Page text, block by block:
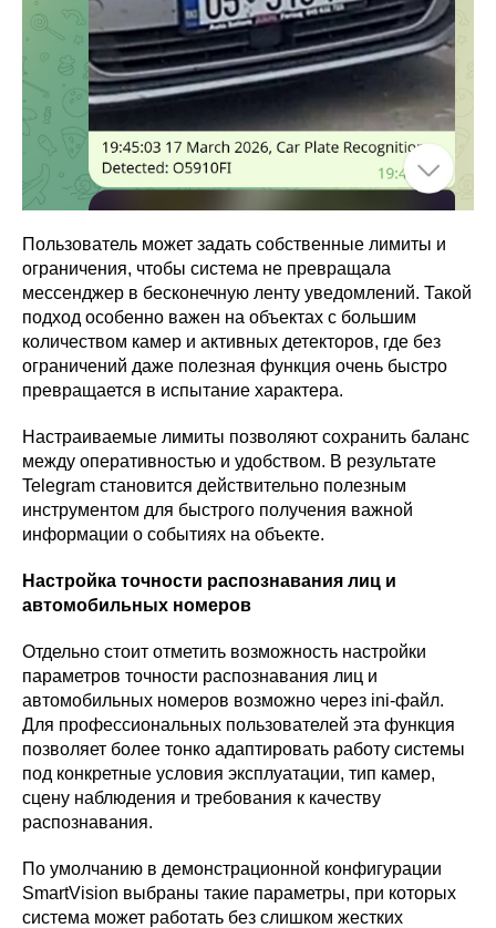
Пользователь может задать собственные лимиты и
ограничения, чтобы система не превращала
мессенджер в бесконечную ленту уведомлений. Такой
подход особенно важен на объектах с большим
количеством камер и активных детекторов, где без
ограничений даже полезная функция очень быстро
превращается в испытание характера.
Настраиваемые лимиты позволяют сохранить баланс
между оперативностью и удобством. В результате
Telegram становится действительно полезным
инструментом для быстрого получения важной
информации о событиях на объекте.
Настройка точности распознавания лиц и
автомобильных номеров
Отдельно стоит отметить возможность настройки
параметров точности распознавания лиц и
автомобильных номеров возможно через ini-файл.
Для профессиональных пользователей эта функция
позволяет более тонко адаптировать работу системы
под конкретные условия эксплуатации, тип камер,
сцену наблюдения и требования к качеству
распознавания.
По умолчанию в демонстрационной конфигурации
SmartVision выбраны такие параметры, при которых
система может работать без слишком жестких